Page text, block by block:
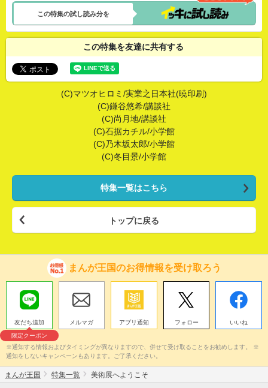
この特集の試し読み分を
この特集を友達に共有する
(C)マツオヒロミ/実業之日本社(暁印刷)
(C)鎌谷悠希/講談社
(C)尚月地/講談社
(C)石据カチル/小学館
(C)乃木坂太郎/小学館
(C)冬目景/小学館
特集一覧はこちら
トップに戻る
まんが王国のお得情報を受け取ろう
友だち追加
限定クーポン
メルマガ アプリ通知 フォロー いいね
※通知する情報およびタイミングが異なりますので、併せて受け取ることをお勧めします。 ※
通知をしないキャンペーンもあります。ご了承ください。
まんが王国 特集一覧 美術展へようこそ